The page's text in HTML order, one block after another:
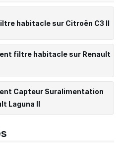
habitacle sur Citroën C3 II
filtre habitacle sur Renault
Capteur Suralimentation
Laguna II